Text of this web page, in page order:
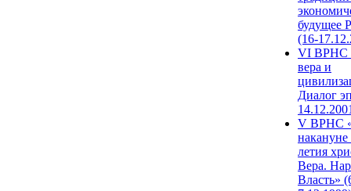
будущее
(16-
VI ВРНС
вера и
Диалог
V ВРНС
накануне
летия
Вера.
Власть»